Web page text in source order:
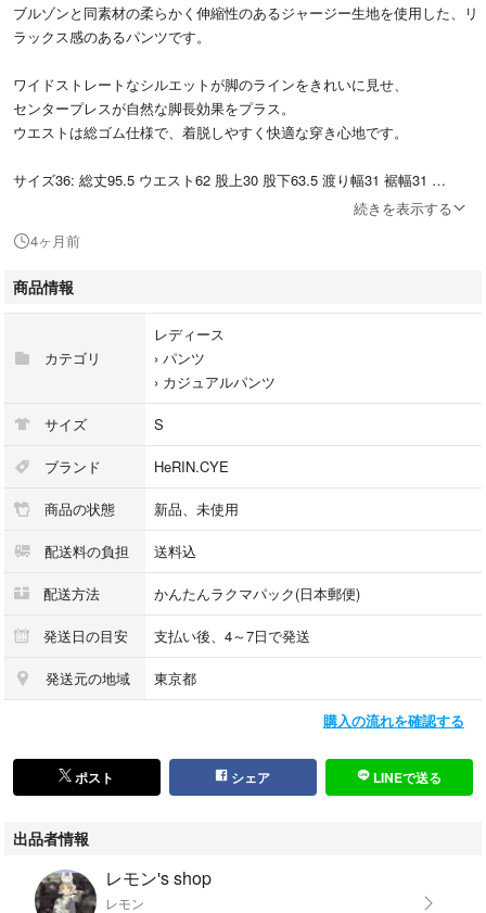
ブルゾンと同素材の柔らかく伸縮性のあるジャージー生地を使用した、リ
ラックス感のあるパンツです。
ワイドストレートなシルエットが脚のラインをきれいに見せ、
センタープレスが自然な脚長効果をプラス。
ウエストは総ゴム仕様で、着脱しやすく快適な穿き心地です。
サイズ36: 総丈95.5 ウエスト62 股上30 股下63.5 渡り幅31 裾幅31
カラー:グレー
続きを表示する
4ヶ月前
商品情報
カテゴリ
レディース
› パンツ
› カジュアルパンツ
サイズ S
ブランド HeRIN.CYE
商品の状態 新品、未使用
配送料の負担 送料込
配送方法 かんたんラクマパック(日本郵便)
発送日の目安 支払い後、4～7日で発送
発送元の地域 東京都
購入の流れを確認する
ポスト シェア LINEで送る
出品者情報
レモン's shop
レモン